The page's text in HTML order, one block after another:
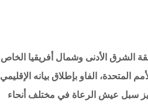
الشرق الأدنى وشمال أفريقيا الخاص
بيانه الإقليمي
سبل عيش الرعاة في مختلف أنحاء